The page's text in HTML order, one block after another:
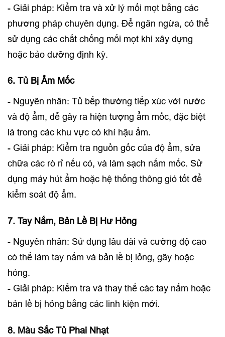
- Giải pháp: Kiểm tra và xử lý mối mọt bằng các
phương pháp chuyên dụng. Để ngăn ngừa, có thể
sử dụng các chất chống mối mọt khi xây dựng
hoặc bảo dưỡng định kỳ.
6. Tủ Bị Ẩm Mốc
- Nguyên nhân: Tủ bếp thường tiếp xúc với nước
và độ ẩm, dễ gây ra hiện tượng ẩm mốc, đặc biệt
là trong các khu vực có khí hậu ẩm.
- Giải pháp: Kiểm tra nguồn gốc của độ ẩm, sửa
chữa các rò rỉ nếu có, và làm sạch nấm mốc. Sử
dụng máy hút ẩm hoặc hệ thống thông gió tốt để
kiểm soát độ ẩm.
7. Tay Nắm, Bản Lề Bị Hư Hỏng
- Nguyên nhân: Sử dụng lâu dài và cường độ cao
có thể làm tay nắm và bản lề bị lỏng, gãy hoặc
hỏng.
- Giải pháp: Kiểm tra và thay thế các tay nắm hoặc
bản lề bị hỏng bằng các linh kiện mới.
8. Màu Sắc Tủ Phai Nhạt